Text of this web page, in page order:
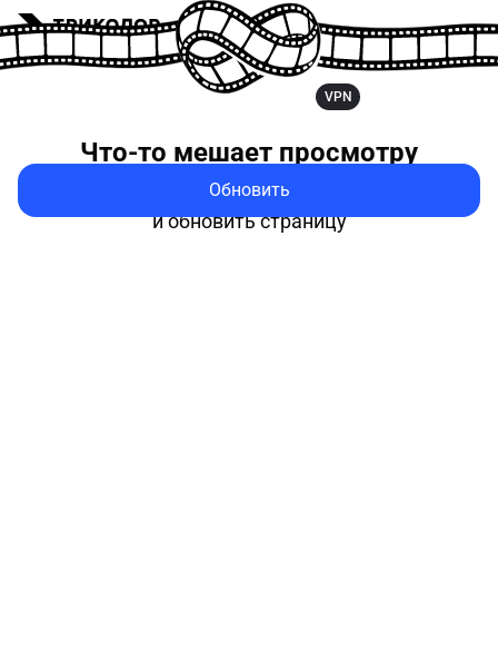
VPN
Что-то мешает просмотру
Попробуйте выключить VPN
и обновить страницу
Обновить